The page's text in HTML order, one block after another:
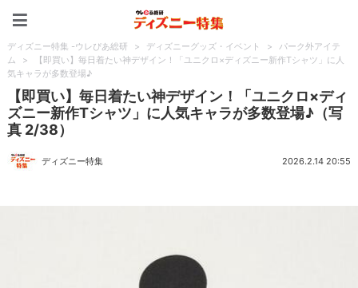
ディズニー特集 -ウレぴあ総研 > ディズニーグッズ・イベント >
パーク外アイテ
ム
>
【即買い】毎日着たい神デザイン！「ユニクロ×ディズニー新作Tシャツ」に人
気キャラが多数登場♪
【即買い】毎日着たい神デザイン！「ユニクロ×ディ
ズニー新作Tシャツ」に人気キャラが多数登場♪（写
真 2/38）
ディズニー特集 2026.2.14 20:55